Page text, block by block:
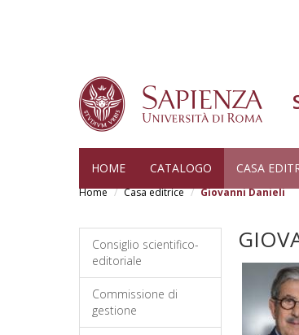
HOME CATALOGO CASA
Home Casa editrice Giovanni Danieli
Consiglio scientifico-
editoriale
Commissione di
gestione